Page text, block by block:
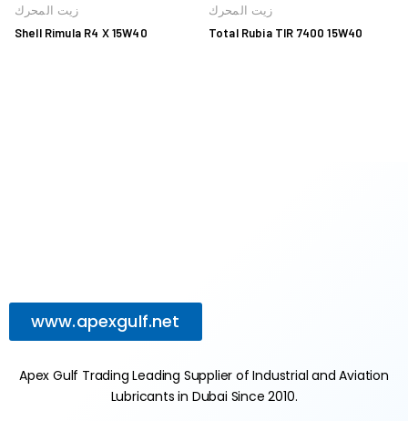
زيت المحرك
Shell Rimula R4 X 15W40
زيت المحرك
Total Rubia TIR 7400 15W40
www.apexgulf.net
Apex Gulf Trading Leading Supplier of Industrial and Aviation
Lubricants in Dubai Since 2010.